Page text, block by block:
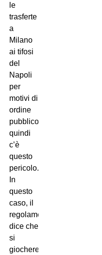
le
trasferte
a
Milano
ai tifosi
del
Napoli
per
motivi di
ordine
pubblico,
quindi
c’è
questo
pericolo.
In
questo
caso, il
regolamento
dice che
si
giocherebbe